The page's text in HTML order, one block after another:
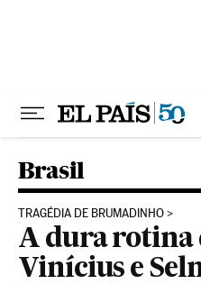
Brasil
TRAGÉDIA DE BRUMADINHO
A dura rotina
Vinícius e